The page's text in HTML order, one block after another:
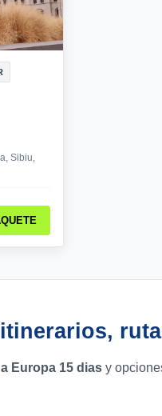
Sibiu,
Europa 15 dias y